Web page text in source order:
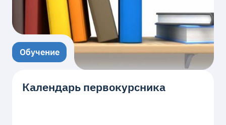
Обучение
Календарь первокурсника